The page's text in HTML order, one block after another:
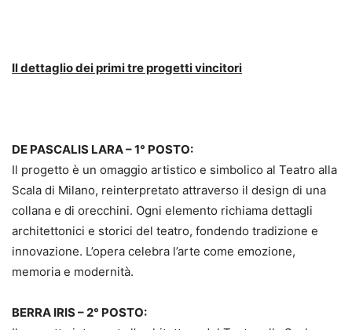
Il dettaglio dei primi tre progetti vincitori
DE PASCALIS LARA – 1° POSTO:
Il progetto è un omaggio artistico e simbolico al Teatro alla
Scala di Milano, reinterpretato attraverso il design di una
collana e di orecchini. Ogni elemento richiama dettagli
architettonici e storici del teatro, fondendo tradizione e
innovazione. L’opera celebra l’arte come emozione,
memoria e modernità.
BERRA IRIS – 2° POSTO: